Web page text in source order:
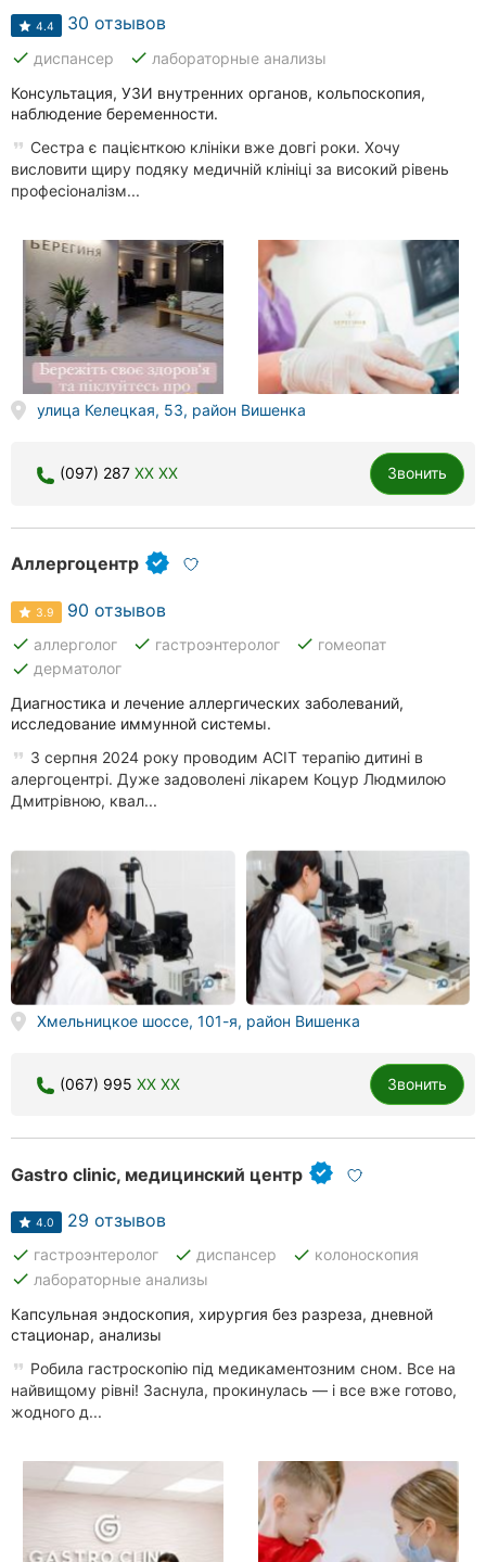
4.4 30 отзывов
done диспансер done лабораторные анализы
Консультация, УЗИ внутренних органов, кольпоскопия,
наблюдение беременности.
Сестра є пацієнткою клініки вже довгі роки. Хочу
висловити щиру подяку медичній клініці за високий рівень
професіоналізм...
улица Келецкая, 53, район Вишенка
(097) 287 XX XX Звонить
Аллергоцентр
3.9 90 отзывов
done аллерголог done гастроэнтеролог done гомеопат
done дерматолог
Диагностика и лечение аллергических заболеваний,
исследование иммунной системы.
З серпня 2024 року проводим АСІТ терапію дитині в
алергоцентрі. Дуже задоволені лікарем Коцур Людмилою
Дмитрівною, квал...
Хмельницкое шоссе, 101-я, район Вишенка
(067) 995 XX XX Звонить
Gastro clinic, медицинский центр
4.0 29 отзывов
done гастроэнтеролог done диспансер done колоноскопия
done лабораторные анализы
Капсульная эндоскопия, хирургия без разреза, дневной
стационар, анализы
Робила гастроскопію під медикаментозним сном. Все на
найвищому рівні! Заснула, прокинулась — і все вже готово,
жодного д...